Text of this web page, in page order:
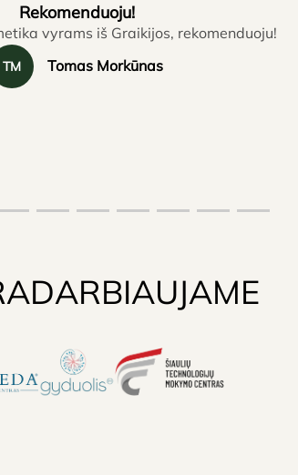
Rekomenduoju!
vyrams iš Graikijos, rekomenduoju!
TM Tomas Morkūnas